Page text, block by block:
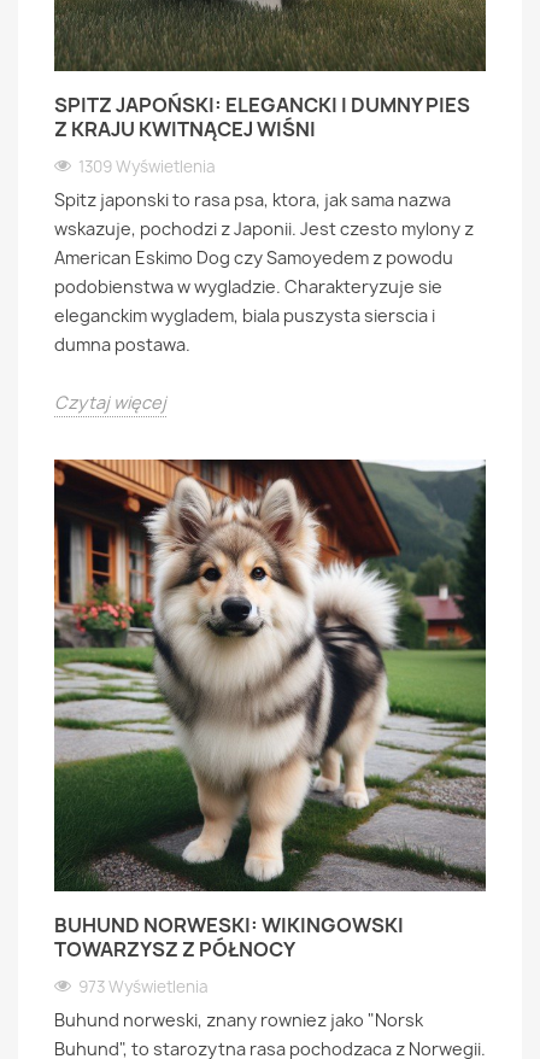
SPITZ JAPOŃSKI: ELEGANCKI I DUMNY PIES
Z KRAJU KWITNĄCEJ WIŚNI
1309 Wyświetlenia
Spitz japonski to rasa psa, ktora, jak sama nazwa
wskazuje, pochodzi z Japonii. Jest czesto mylony z
American Eskimo Dog czy Samoyedem z powodu
podobienstwa w wygladzie. Charakteryzuje sie
eleganckim wygladem, biala puszysta sierscia i
dumna postawa.
Czytaj więcej
BUHUND NORWESKI: WIKINGOWSKI
TOWARZYSZ Z PÓŁNOCY
973 Wyświetlenia
Buhund norweski, znany rowniez jako "Norsk
Buhund", to starozytna rasa pochodzaca z Norwegii.